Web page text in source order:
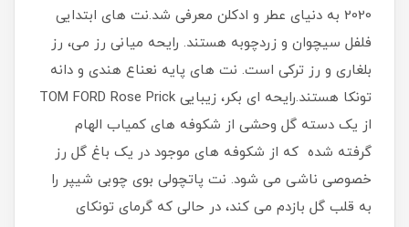
2020 به دنیای عطر و ادکلن معرفی شد.نت های ابتدایی
فلفل سیچوان و زردچوبه هستند. رایحه میانی رز می، رز
بلغاری و رز ترکی است. نت های پایه نعناع هندی و دانه
تونکا هستند.رایحه ای بکر، زیبایی TOM FORD Rose Prick
از یک دسته گل وحشی از شکوفه های کمیاب الهام
گرفته شده که از شکوفه های موجود در یک باغ گل رز
خصوصی ناشی می شود. نت پاتچولی بوی چوبی شیپر را
به قلب گل بازدم می کند، در حالی که گرمای تونکای